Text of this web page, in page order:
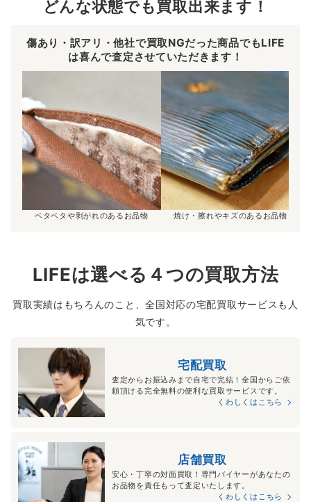
どんな状態でも買取出来ます！
傷あり・訳アリ・他社で買取NGだった商品でもLIFE
は喜んで査定させていただきます！
ベタベタや剥がれのあるお品物 焼け・擦れやキズのあるお品物
LIFEは選べる４つの買取方法
買取実績はもちろんのこと、全国対応の宅配買取サービスも人
気です。
宅配買取
査定からお振込みまで自宅で完結！全国からご依
頼頂ける完全無料の便利な買取サービスです。
くわしくはこちら
店舗買取
安心・丁寧の対面買取！専門バイヤーがあなたの
お品物を責任もって査定いたします。
くわしくはこちら